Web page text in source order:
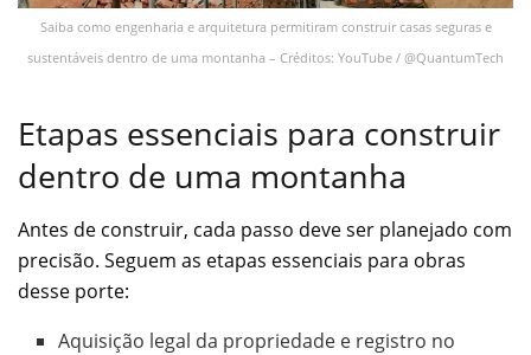
Saiba como engenharia e arquitetura permitiram construir casas seguras e
sustentáveis dentro de uma montanha – Créditos: YouTube / @QuantumTech
Etapas essenciais para construir
dentro de uma montanha
Antes de construir, cada passo deve ser planejado com
precisão. Seguem as etapas essenciais para obras
desse porte:
Aquisição legal da propriedade e registro no